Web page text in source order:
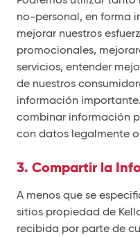
no-personal, en forma
mejorar nuestros
promocionales,
servicios, entender
de nuestros
información
combinar información
con datos legalmente
3. Compartir la
A menos que se
sitios propiedad de
recibida por parte de